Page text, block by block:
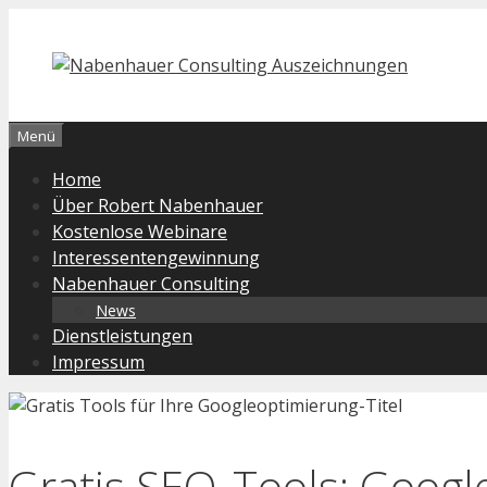
Inhalt
springen
Menü
Home
Über Robert Nabenhauer
Kostenlose Webinare
Interessentengewinnung
Nabenhauer Consulting
News
Dienstleistungen
Impressum